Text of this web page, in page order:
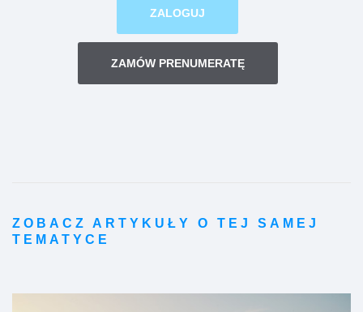
ZALOGUJ
ZAMÓW PRENUMERATĘ
ZOBACZ ARTYKUŁY O TEJ SAMEJ
TEMATYCE